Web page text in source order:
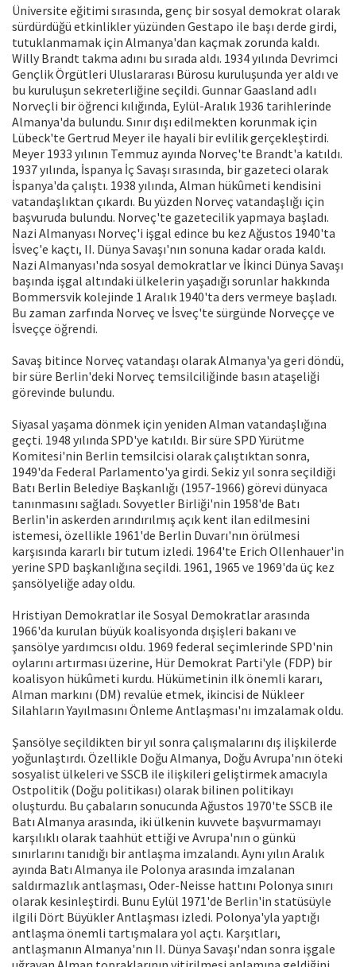
Üniversite eğitimi sırasında, genç bir sosyal demokrat olarak
sürdürdüğü etkinlikler yüzünden Gestapo ile başı derde girdi,
tutuklanmamak için Almanya'dan kaçmak zorunda kaldı.
Willy Brandt takma adını bu sırada aldı. 1934 yılında Devrimci
Gençlik Örgütleri Uluslararası Bürosu kuruluşunda yer aldı ve
bu kuruluşun sekreterliğine seçildi. Gunnar Gaasland adlı
Norveçli bir öğrenci kılığında, Eylül-Aralık 1936 tarihlerinde
Almanya'da bulundu. Sınır dışı edilmekten korunmak için
Lübeck'te Gertrud Meyer ile hayali bir evlilik gerçekleştirdi.
Meyer 1933 yılının Temmuz ayında Norveç'te Brandt'a katıldı.
1937 yılında, İspanya İç Savaşı sırasında, bir gazeteci olarak
İspanya'da çalıştı. 1938 yılında, Alman hükûmeti kendisini
vatandaşlıktan çıkardı. Bu yüzden Norveç vatandaşlığı için
başvuruda bulundu. Norveç'te gazetecilik yapmaya başladı.
Nazi Almanyası Norveç'i işgal edince bu kez Ağustos 1940'ta
İsveç'e kaçtı, II. Dünya Savaşı'nın sonuna kadar orada kaldı.
Nazi Almanyası'nda sosyal demokratlar ve İkinci Dünya Savaşı
başında işgal altındaki ülkelerin yaşadığı sorunlar hakkında
Bommersvik kolejinde 1 Aralık 1940'ta ders vermeye başladı.
Bu zaman zarfında Norveç ve İsveç'te sürgünde Norveççe ve
İsveççe öğrendi.
Savaş bitince Norveç vatandaşı olarak Almanya'ya geri döndü,
bir süre Berlin'deki Norveç temsilciliğinde basın ataşeliği
görevinde bulundu.
Siyasal yaşama dönmek için yeniden Alman vatandaşlığına
geçti. 1948 yılında SPD'ye katıldı. Bir süre SPD Yürütme
Komitesi'nin Berlin temsilcisi olarak çalıştıktan sonra,
1949'da Federal Parlamento'ya girdi. Sekiz yıl sonra seçildiği
Batı Berlin Belediye Başkanlığı (1957-1966) görevi dünyaca
tanınmasını sağladı. Sovyetler Birliği'nin 1958'de Batı
Berlin'in askerden arındırılmış açık kent ilan edilmesini
istemesi, özellikle 1961'de Berlin Duvarı'nın örülmesi
karşısında kararlı bir tutum izledi. 1964'te Erich Ollenhauer'in
yerine SPD başkanlığına seçildi. 1961, 1965 ve 1969'da üç kez
şansölyeliğe aday oldu.
Hristiyan Demokratlar ile Sosyal Demokratlar arasında
1966'da kurulan büyük koalisyonda dışişleri bakanı ve
şansölye yardımcısı oldu. 1969 federal seçimlerinde SPD'nin
oylarını artırması üzerine, Hür Demokrat Parti'yle (FDP) bir
koalisyon hükûmeti kurdu. Hükümetinin ilk önemli kararı,
Alman markını (DM) revalüe etmek, ikincisi de Nükleer
Silahların Yayılmasını Önleme Antlaşması'nı imzalamak oldu.
Şansölye seçildikten bir yıl sonra çalışmalarını dış ilişkilerde
yoğunlaştırdı. Özellikle Doğu Almanya, Doğu Avrupa'nın öteki
sosyalist ülkeleri ve SSCB ile ilişkileri geliştirmek amacıyla
Ostpolitik (Doğu politikası) olarak bilinen politikayı
oluşturdu. Bu çabaların sonucunda Ağustos 1970'te SSCB ile
Batı Almanya arasında, iki ülkenin kuvvete başvurmamayı
karşılıklı olarak taahhüt ettiği ve Avrupa'nın o günkü
sınırlarını tanıdığı bir antlaşma imzalandı. Aynı yılın Aralık
ayında Batı Almanya ile Polonya arasında imzalanan
saldırmazlık antlaşması, Oder-Neisse hattını Polonya sınırı
olarak kesinleştirdi. Bunu Eylül 1971'de Berlin'in statüsüyle
ilgili Dört Büyükler Antlaşması izledi. Polonya'yla yaptığı
antlaşma önemli tartışmalara yol açtı. Karşıtları,
antlaşmanın Almanya'nın II. Dünya Savaşı'ndan sonra işgale